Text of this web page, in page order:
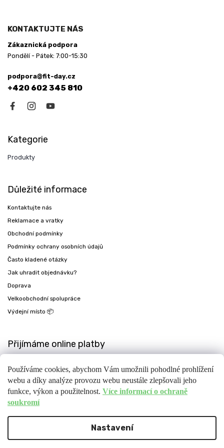
Používáme cookies, abychom Vám umožnili pohodlné prohlížení
webu a díky analýze provozu webu neustále zlepšovali jeho
funkce, výkon a použitelnost. Více informací o ochraně
soukromí
Nastavení
KONTAKTUJTE NÁS
Zákaznická podpora
Pondělí - Pátek: 7:00-15:30
podpora@fit-day.cz
+420 602 345 810
Kategorie
Produkty
Důležité informace
Kontaktujte nás
Reklamace a vratky
Obchodní podmínky
Podmínky ochrany osobních údajů
Často kladené otázky
Jak uhradit objednávku?
Doprava
Velkoobchodní spolupráce
Výdejní místo 📦
Přijímáme online platby
Fit-day. Všechna práva vyhrazena.
Upravit nastavení cookies